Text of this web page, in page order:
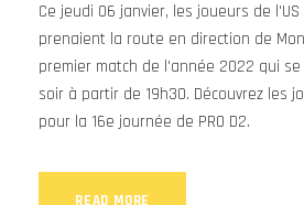
Ce jeudi 06 janvier, les joueurs de
prenaient la route en direction de
premier match de l'année 2022 qui
soir à partir de 19h30. Découvrez les
pour la 16e journée de PRO D2.
READ MORE